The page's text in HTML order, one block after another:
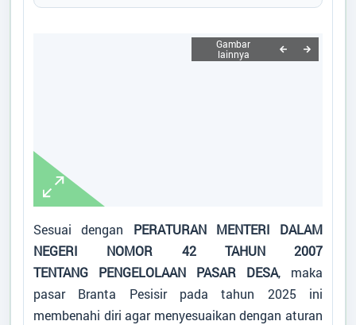
Sesuai dengan PERATURAN MENTERI DALAM
NEGERI NOMOR 42 TAHUN 2007
TENTANG PENGELOLAAN PASAR DESA, maka
pasar Branta Pesisir pada tahun 2025 ini
membenahi diri agar menyesuaikan dengan aturan
Kasun Tengah 2
ALI AKBAR DARMAWAN, S.T
REIZAL DZULMI, S.AP
Staf Pelayanan Desa